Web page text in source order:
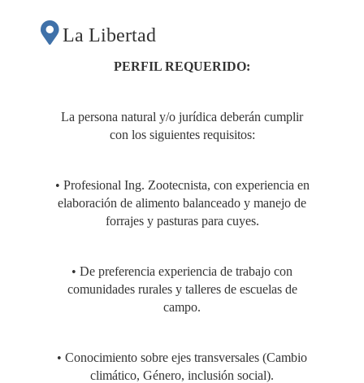
ALIMENTACIÓN EN
CUYES, EN EL
MARCO DEL
“INICIATIVAS
INNOVADORAS
PARA EL
FORTALECIMIENTO
La Libertad
PERFIL REQUERIDO:
La persona natural y/o jurídica deberán cumplir
con los siguientes requisitos:
• Profesional Ing. Zootecnista, con experiencia en
elaboración de alimento balanceado y manejo de
forrajes y pasturas para cuyes.
• De preferencia experiencia de trabajo con
comunidades rurales y talleres de escuelas de
campo.
• Conocimiento sobre ejes transversales (Cambio
climático, Género, inclusión social).